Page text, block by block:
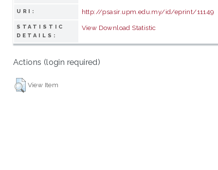
URI: http://psasir.upm.edu.my/id/eprint/11149
STATISTIC
DETAILS:
View Download Statistic
Actions (login required)
View Item